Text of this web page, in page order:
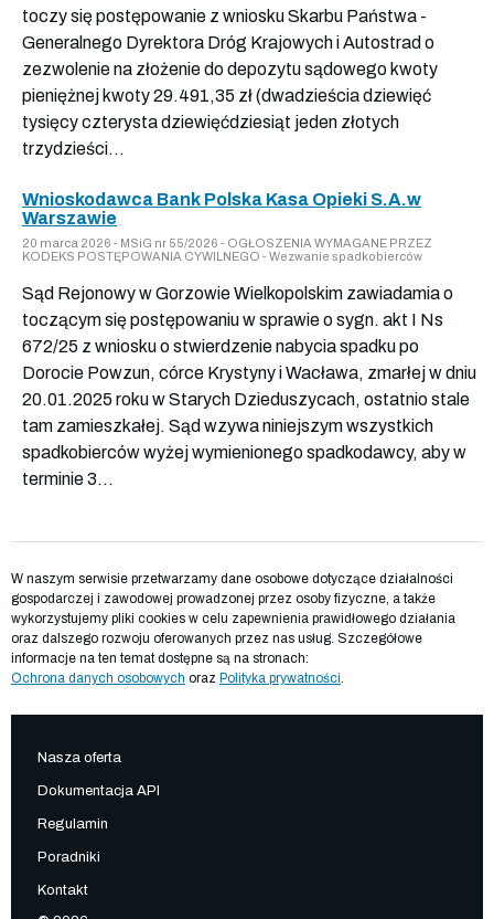
toczy się postępowanie z wniosku Skarbu Państwa -
Generalnego Dyrektora Dróg Krajowych i Autostrad o
zezwolenie na złożenie do depozytu sądowego kwoty
pieniężnej kwoty 29.491,35 zł (dwadzieścia dziewięć
tysięcy czterysta dziewięćdziesiąt jeden złotych
trzydzieści...
Wnioskodawca Bank Polska Kasa Opieki S.A.w
Warszawie
20 marca 2026 - MSiG nr 55/2026 - OGŁOSZENIA WYMAGANE PRZEZ
KODEKS POSTĘPOWANIA CYWILNEGO - Wezwanie spadkobierców
Sąd Rejonowy w Gorzowie Wielkopolskim zawiadamia o
toczącym się postępowaniu w sprawie o sygn. akt I Ns
672/25 z wniosku o stwierdzenie nabycia spadku po
Dorocie Powzun, córce Krystyny i Wacława, zmarłej w dniu
20.01.2025 roku w Starych Dzieduszycach, ostatnio stale
tam zamieszkałej. Sąd wzywa niniejszym wszystkich
spadkobierców wyżej wymienionego spadkodawcy, aby w
terminie 3...
W naszym serwisie przetwarzamy dane osobowe dotyczące działalności
gospodarczej i zawodowej prowadzonej przez osoby fizyczne, a także
wykorzystujemy pliki cookies w celu zapewnienia prawidłowego działania
oraz dalszego rozwoju oferowanych przez nas usług. Szczegółowe
informacje na ten temat dostępne są na stronach:
Ochrona danych osobowych oraz Polityka prywatności.
Nasza oferta
Dokumentacja API
Regulamin
Poradniki
Kontakt